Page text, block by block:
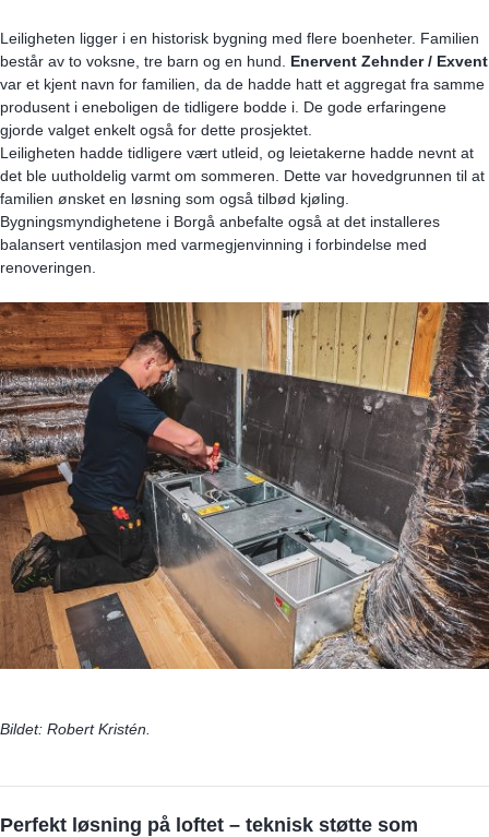
Leiligheten ligger i en historisk bygning med flere boenheter. Familien
består av to voksne, tre barn og en hund. Enervent Zehnder / Exvent
var et kjent navn for familien, da de hadde hatt et aggregat fra samme
produsent i eneboligen de tidligere bodde i. De gode erfaringene
gjorde valget enkelt også for dette prosjektet.
Leiligheten hadde tidligere vært utleid, og leietakerne hadde nevnt at
det ble uutholdelig varmt om sommeren. Dette var hovedgrunnen til at
familien ønsket en løsning som også tilbød kjøling.
Bygningsmyndighetene i Borgå anbefalte også at det installeres
balansert ventilasjon med varmegjenvinning i forbindelse med
renoveringen.
Bildet: Robert Kristén.
Perfekt løsning på loftet – teknisk støtte som